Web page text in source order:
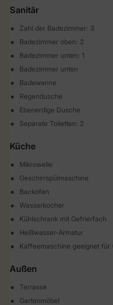
Sanitär
Zahl der Badezimmer: 3
Badezimmer oben: 2
Badezimmer unten: 1
Badezimmer unten
Badewanne
Regendusche
Ebenerdige Dusche
Separate Toiletten: 2
Küche
Mikrowelle
Geschirrspülmaschine
Backofen
Wasserkocher
Kühlschrank mit Gefrierfach
Heißwasser-Armatur
Kaffeemaschine geeignet für
Außen
Terrasse
Gartenmöbel